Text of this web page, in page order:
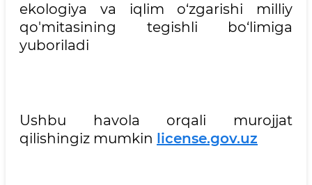
ekologiya va iqlim o‘zgarishi milliy
qo'mitasining tegishli bo‘limiga
yuboriladi
Ushbu havola orqali murojjat
qilishingiz mumkin license.gov.uz